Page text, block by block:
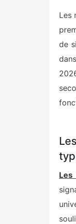
Les
de
Les